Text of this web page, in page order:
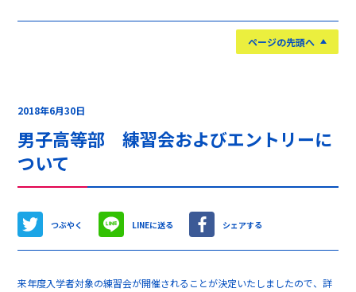
ページの先頭へ
2018年6月30日
男子高等部 練習会およびエントリーに
ついて
つぶやく LINEに送る シェアする
来年度入学者対象の練習会が開催されることが決定いたしましたので、詳